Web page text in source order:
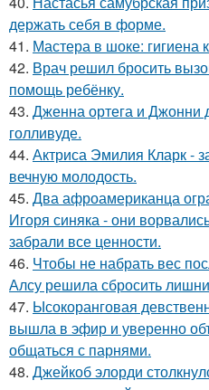
держать себя в форме.
41. Мастера в шоке: гигиена
42. Врач решил бросить
помощь ребёнку.
43. Дженна ортега и Джонни
голливуде.
44. Актриса Эмилия Кларк -
вечную молодость.
45. Два афроамериканца
Игоря синяка - они
забрали все ценности.
46. Чтобы не набрать вес
Алсу решила сбросить
47. Ысокоранговая
вышла в эфир и уверенно
общаться с парнями.
48. Джейкоб элорди